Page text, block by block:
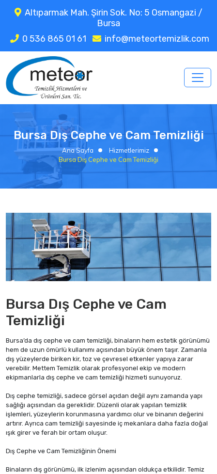
Altıparmak Mah. Şirin Sok. No: 5 Osmangazi /
Bursa
0 536 865 01 61
info@meteortemizlik.com
Bursa Dış Cephe ve Cam Temizliği
Ana Sayfa
Hizmetlerimiz
Bursa Dış Cephe ve Cam Temizliği
Bursa Dış Cephe ve Cam
Temizliği
Bursa’da dış cephe ve cam temizliği, binaların hem estetik görünümü
hem de uzun ömürlü kullanımı açısından büyük önem taşır. Zamanla
dış yüzeylerde biriken kir, toz ve çevresel etkenler yapıya zarar
verebilir. Mettem Temizlik olarak profesyonel ekip ve modern
ekipmanlarla dış cephe ve cam temizliği hizmeti sunuyoruz.
Dış cephe temizliği, sadece görsel açıdan değil aynı zamanda yapı
sağlığı açısından da gereklidir. Düzenli olarak yapılan temizlik
işlemleri, yüzeylerin korunmasına yardımcı olur ve binanın değerini
artırır. Ayrıca cam temizliği sayesinde iç mekanlara daha fazla doğal
ışık girer ve ferah bir ortam oluşur.
Dış Cephe ve Cam Temizliğinin Önemi
Binaların dış görünümü, ilk izlenim açısından oldukça etkilidir. Temiz